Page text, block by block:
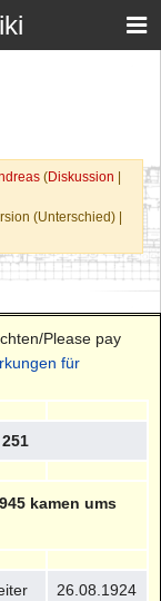
(Diskussion |
(Unterschied) |
Please pay
für
kamen ums
26.08.1924